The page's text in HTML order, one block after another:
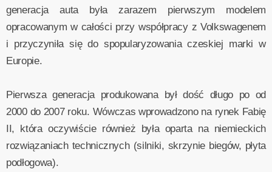
generacja auta była zarazem pierwszym modelem
opracowanym w całości przy współpracy z Volkswagenem
i przyczyniła się do spopularyzowania czeskiej marki w
Europie.
Pierwsza generacja produkowana był dość długo po od
2000 do 2007 roku. Wówczas wprowadzono na rynek Fabię
II, która oczywiście również była oparta na niemieckich
rozwiązaniach technicznych (silniki, skrzynie biegów, płyta
podłogowa).